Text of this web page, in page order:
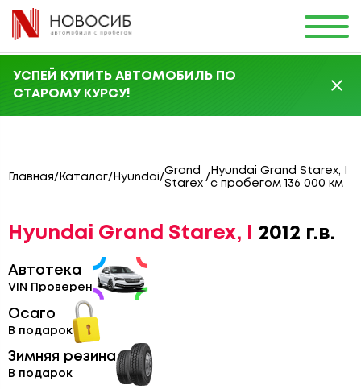
УСПЕЙ КУПИТЬ АВТОМОБИЛЬ ПО
СТАРОМУ КУРСУ!
Главная/ Каталог/ Hyundai/
Grand
Starex
/
Hyundai Grand Starex, I
с пробегом 136 000 км
Hyundai Grand Starex, I 2012 г.в.
Автотека
VIN Проверен
Осаго
В подарок
Зимняя резина
В подарок